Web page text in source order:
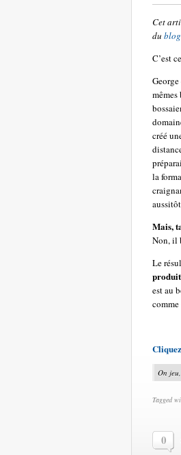
Cet
du
C’est
mêmes
créé
la
Mais,
Non, il
Le
est au
On
Tagged
0